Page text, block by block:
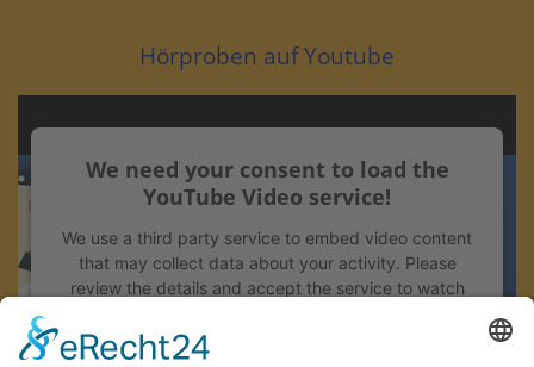
Hörproben auf Youtube
We need your consent to load the
YouTube Video service!
We use a third party service to embed video content
that may collect data about your activity. Please
review the details and accept the service to watch